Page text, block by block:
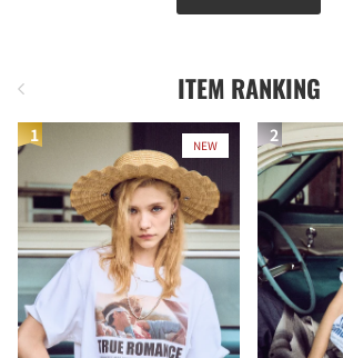
前 ITEM RANKING
NEW